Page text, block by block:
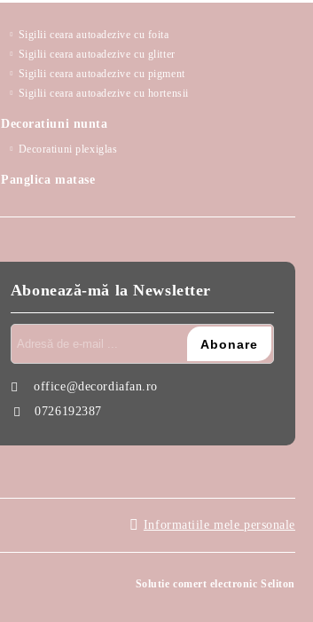
Sigilii ceara autoadezive cu foita
Sigilii ceara autoadezive cu glitter
Sigilii ceara autoadezive cu pigment
Sigilii ceara autoadezive cu hortensii
Decoratiuni nunta
Decoratiuni plexiglas
Panglica matase
Abonează-mă la Newsletter
office@decordiafan.ro
0726192387
Informatiile mele personale
Solutie comert electronic Seliton